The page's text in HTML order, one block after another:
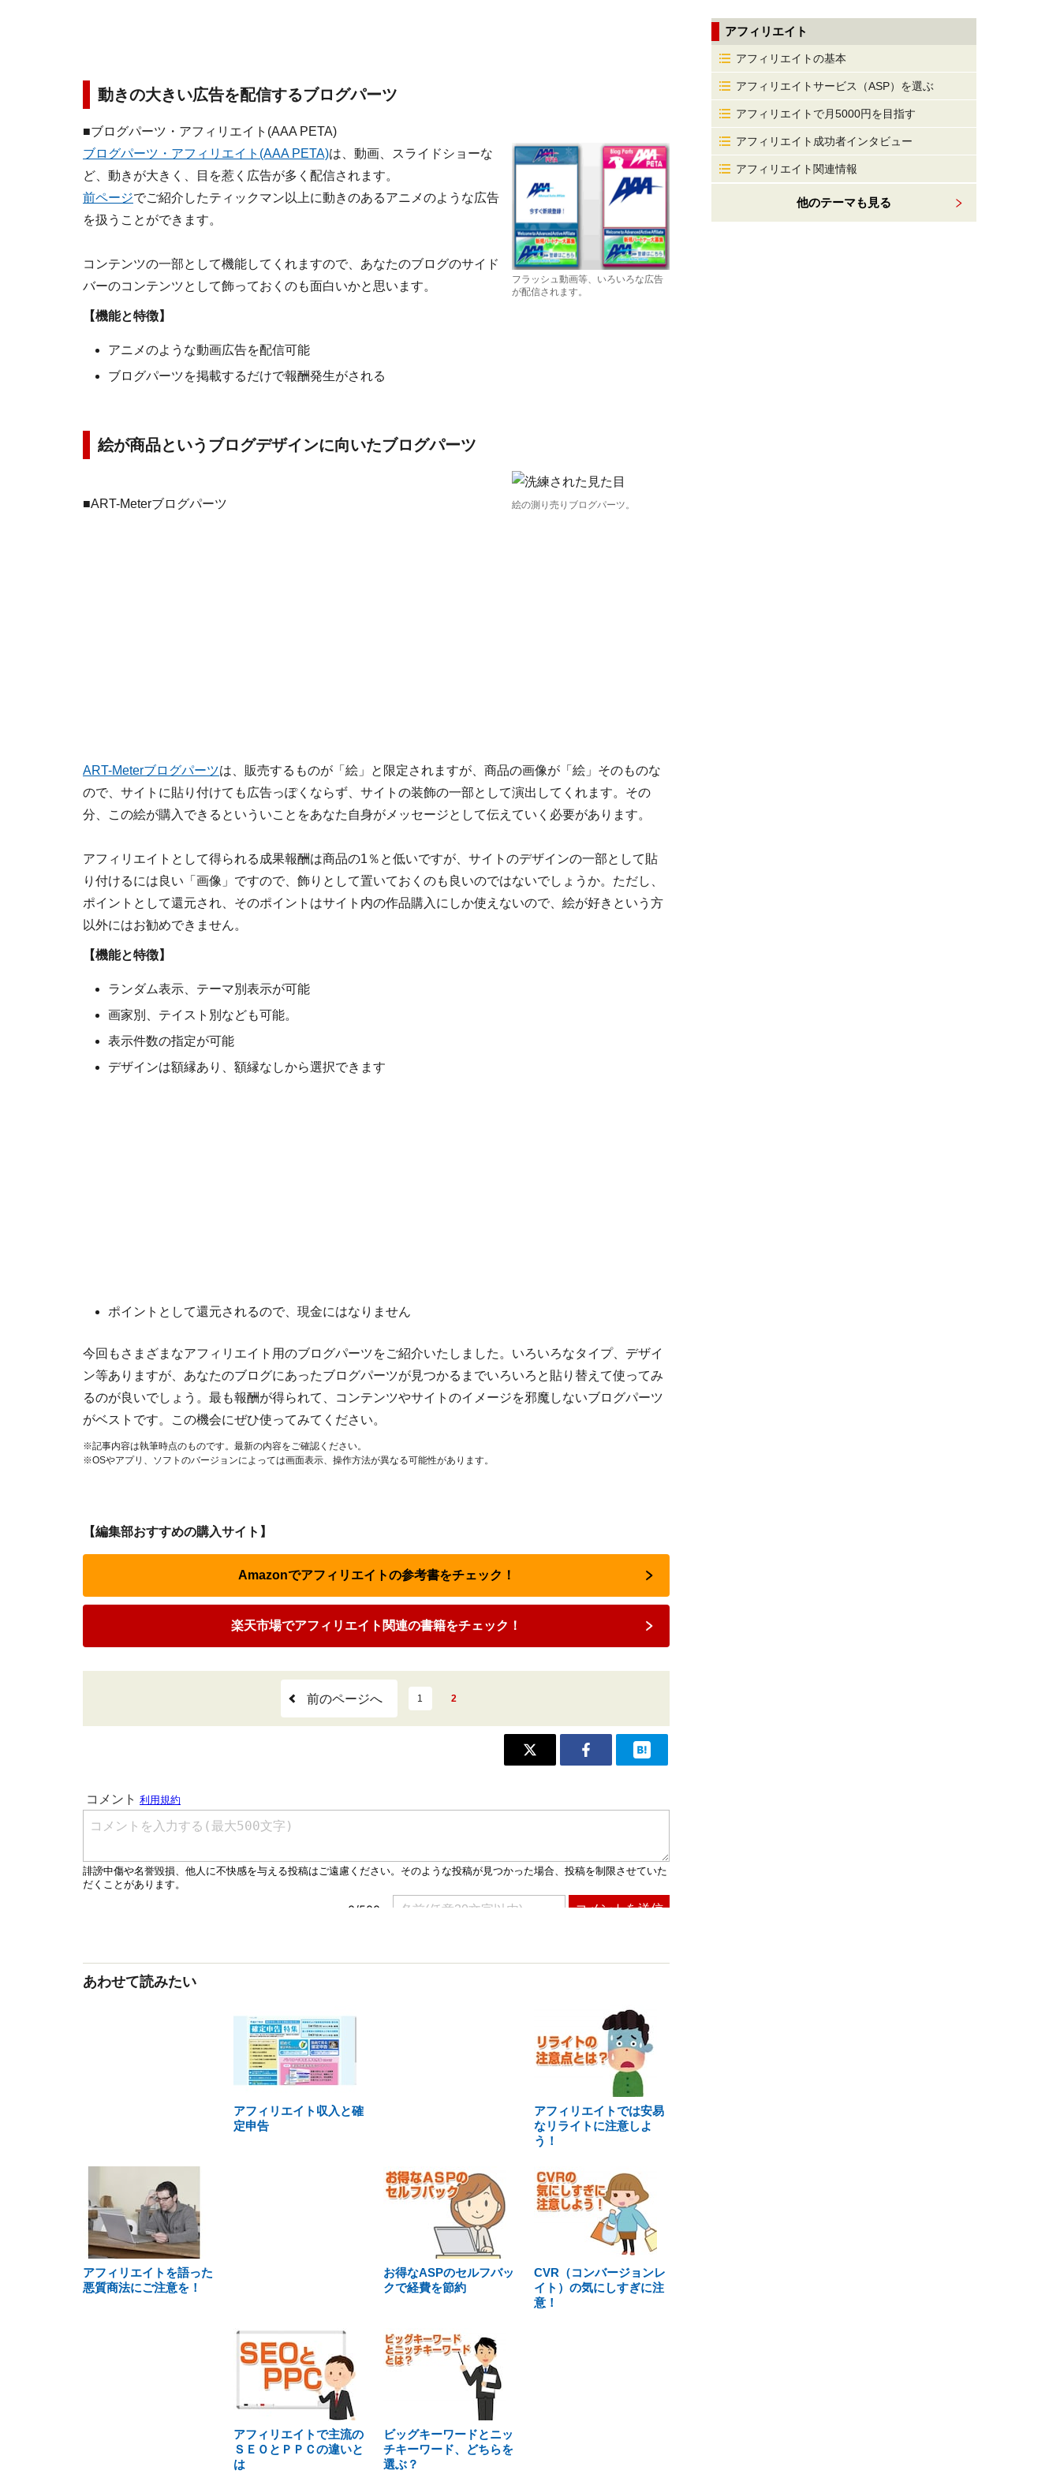
動きの大きい広告を配信するブログパーツ
■ブログパーツ・アフィリエイト(AAA PETA)
フラッシュ動画等、いろいろな広告
が配信されます。
ブログパーツ・アフィリエイト(AAA PETA)は、動画、スライドショーな
ど、動きが大きく、目を惹く広告が多く配信されます。
前ページでご紹介したティックマン以上に動きのあるアニメのような広告
を扱うことができます。
コンテンツの一部として機能してくれますので、あなたのブログのサイド
バーのコンテンツとして飾っておくのも面白いかと思います。
【機能と特徴】
アニメのような動画広告を配信可能
ブログパーツを掲載するだけで報酬発生がされる
絵が商品というブログデザインに向いたブログパーツ
絵の測り売りブログパーツ。
■ART-Meterブログパーツ
ART-Meterブログパーツは、販売するものが「絵」と限定されますが、商品の画像が「絵」そのものな
ので、サイトに貼り付けても広告っぽくならず、サイトの装飾の一部として演出してくれます。その
分、この絵が購入できるといういことをあなた自身がメッセージとして伝えていく必要があります。
アフィリエイトとして得られる成果報酬は商品の1％と低いですが、サイトのデザインの一部として貼
り付けるには良い「画像」ですので、飾りとして置いておくのも良いのではないでしょうか。ただし、
ポイントとして還元され、そのポイントはサイト内の作品購入にしか使えないので、絵が好きという方
以外にはお勧めできません。
【機能と特徴】
ランダム表示、テーマ別表示が可能
画家別、テイスト別なども可能。
表示件数の指定が可能
デザインは額縁あり、額縁なしから選択できます
ポイントとして還元されるので、現金にはなりません
今回もさまざまなアフィリエイト用のブログパーツをご紹介いたしました。いろいろなタイプ、デザイ
ン等ありますが、あなたのブログにあったブログパーツが見つかるまでいろいろと貼り替えて使ってみ
るのが良いでしょう。最も報酬が得られて、コンテンツやサイトのイメージを邪魔しないブログパーツ
がベストです。この機会にぜひ使ってみてください。
※記事内容は執筆時点のものです。最新の内容をご確認ください。
※OSやアプリ、ソフトのバージョンによっては画面表示、操作方法が異なる可能性があります。
【編集部おすすめの購入サイト】
Amazonでアフィリエイトの参考書をチェック！
楽天市場でアフィリエイト関連の書籍をチェック！
前のページへ 1 2
あわせて読みたい
アフィリエイト収入と確
定申告
アフィリエイトでは安易
なリライトに注意しよ
う！
アフィリエイトを語った
悪質商法にご注意を！
お得なASPのセルフバッ
クで経費を節約
CVR（コンバージョンレ
イト）の気にしすぎに注
意！
アフィリエイトで主流の
ＳＥＯとＰＰＣの違いと
は
ビッグキーワードとニッ
チキーワード、どちらを
選ぶ？
アフィリエイト
アフィリエイトの基本
アフィリエイトサービス（ASP）を選ぶ
アフィリエイトで月5000円を目指す
アフィリエイト成功者インタビュー
アフィリエイト関連情報
他のテーマも見る